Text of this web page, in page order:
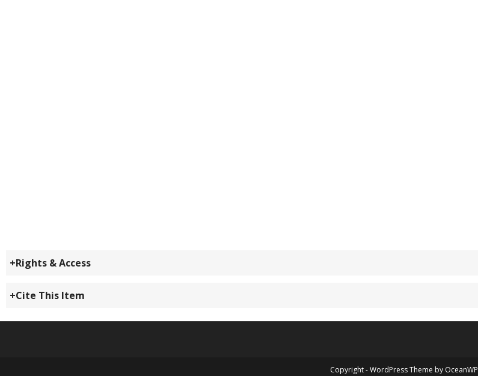
Rights & Access
Cite This Item
Copyright - WordPress Theme by OceanWP